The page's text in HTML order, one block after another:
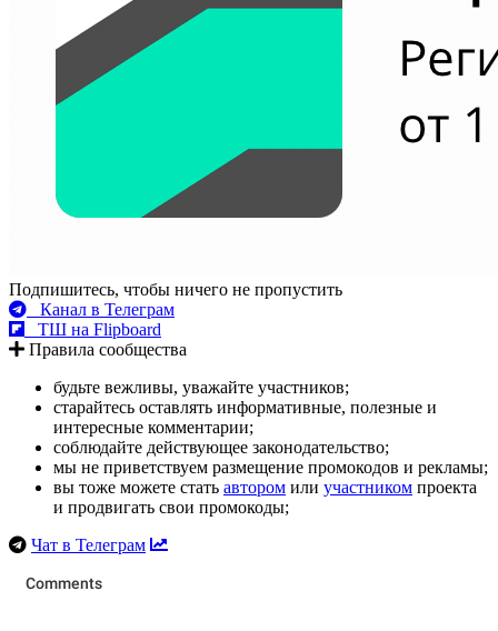
Подпишитесь, чтобы ничего не пропустить
Канал в Телеграм
ТШ на Flipboard
Правила сообщества
будьте вежливы, уважайте участников;
старайтесь оставлять информативные, полезные и
интересные комментарии;
соблюдайте действующее законодательство;
мы не приветствуем размещение промокодов и рекламы;
вы тоже можете стать автором или участником проекта
и продвигать свои промокоды;
Чат в Телеграм